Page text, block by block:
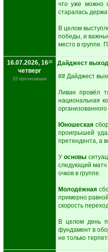
что уже можно
старалась
В целом
победы, и
место в группе.
16.07.2026, 1626
четверг
33 прочитавших
Дайджест
## Дайджест
Ливан провёл
национальная
Юношеская
проигрышей
претендента, а
Уосновы
следующий матч
очков в группе.
Молодёжная
примерно
скорость
В целом день
фундамент в
не только